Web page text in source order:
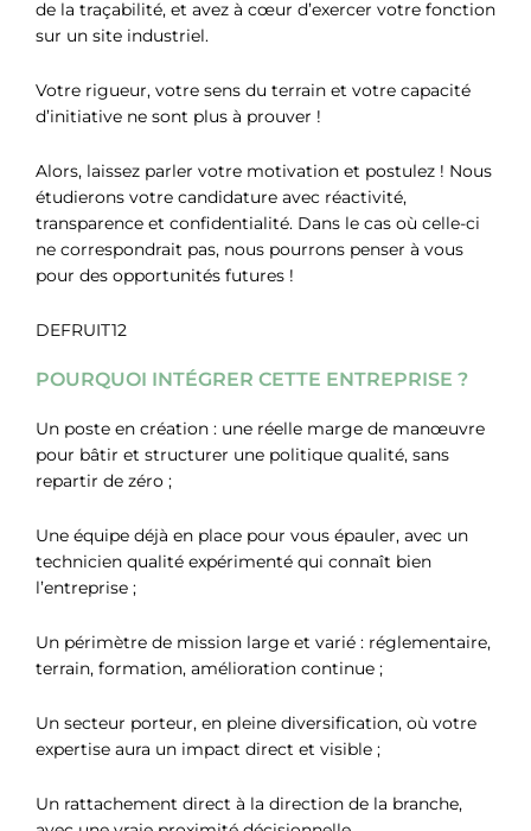
de la traçabilité, et avez à cœur d’exercer votre fonction
sur un site industriel.
Votre rigueur, votre sens du terrain et votre capacité
d’initiative ne sont plus à prouver !
Alors, laissez parler votre motivation et postulez ! Nous
étudierons votre candidature avec réactivité,
transparence et confidentialité. Dans le cas où celle-ci
ne correspondrait pas, nous pourrons penser à vous
pour des opportunités futures !
DEFRUIT12
POURQUOI INTÉGRER CETTE ENTREPRISE ?
Un poste en création : une réelle marge de manœuvre
pour bâtir et structurer une politique qualité, sans
repartir de zéro ;
Une équipe déjà en place pour vous épauler, avec un
technicien qualité expérimenté qui connaît bien
l’entreprise ;
Un périmètre de mission large et varié : réglementaire,
terrain, formation, amélioration continue ;
Un secteur porteur, en pleine diversification, où votre
expertise aura un impact direct et visible ;
Un rattachement direct à la direction de la branche,